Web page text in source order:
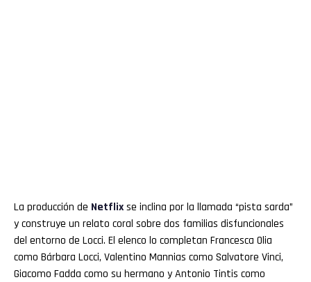
La producción de Netflixse inclina por la llamada “pista sarda”
y construye un relato coral sobre dos familias disfuncionales
del entorno de Locci. El elenco lo completan Francesca Olia
como Bárbara Locci, Valentino Mannias como Salvatore Vinci,
Giacomo Fadda como su hermano y Antonio Tintis como